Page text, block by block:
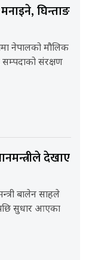
घिन्ताङ
नेपालको मौलिक
सम्पदाको संरक्षण
देखाए
बालेन साहले
सुधार आएका